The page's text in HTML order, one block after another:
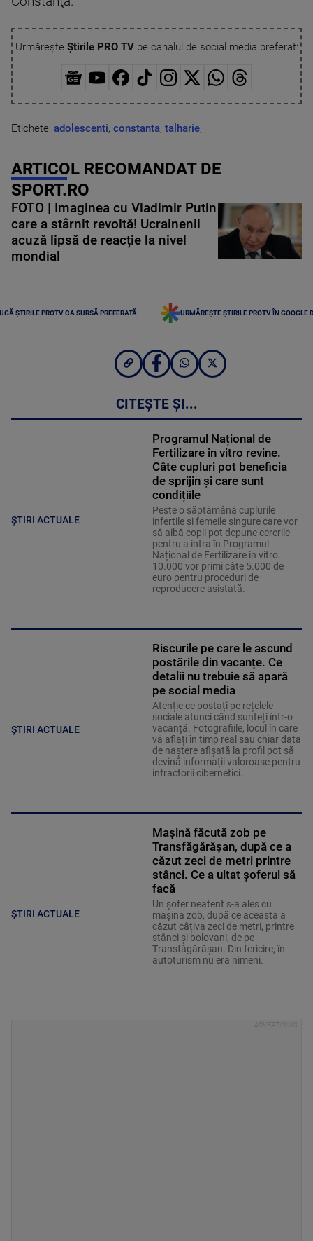
Urmărește Știrile PRO TVpe canalul de social media preferat:
Etichete: adolescenti, constanta, talharie,
ARTICOL RECOMANDAT DE
SPORT.RO
FOTO | Imaginea cu Vladimir Putin
care a stârnit revoltă! Ucrainenii
acuză lipsă de reacție la nivel
mondial
ȘTIRILE PROTV CA SURSĂ PREFERATĂ URMĂREȘTE ȘTIRILE PROTV ÎN GOOGLE
CITEȘTE ȘI...
ȘTIRI ACTUALE
Programul Național de
Fertilizare in vitro revine.
Câte cupluri pot beneficia
de sprijin și care sunt
condițiile
Peste o săptămână cuplurile
infertile și femeile singure care vor
să aibă copii pot depune cererile
pentru a intra în Programul
Național de Fertilizare in vitro.
10.000 vor primi câte 5.000 de
euro pentru proceduri de
reproducere asistată.
ȘTIRI ACTUALE
Riscurile pe care le ascund
postările din vacanțe. Ce
detalii nu trebuie să apară
pe social media
Atenție ce postați pe rețelele
sociale atunci când sunteți într-o
vacanță. Fotografiile, locul în care
vă aflați în timp real sau chiar data
de naștere afișată la profil pot să
devină informații valoroase pentru
infractorii cibernetici.
ȘTIRI ACTUALE
Mașină făcută zob pe
Transfăgărășan, după ce a
căzut zeci de metri printre
stânci. Ce a uitat șoferul să
facă
Un șofer neatent s-a ales cu
mașina zob, după ce aceasta a
căzut câțiva zeci de metri, printre
stânci și bolovani, de pe
Transfăgărășan. Din fericire, în
autoturism nu era nimeni.